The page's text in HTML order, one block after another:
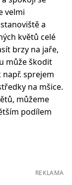
velmi
a
květů celé
brzy na jaře,
může škodit
sprejem
na mšice.
můžeme
podílem
REKLAMA